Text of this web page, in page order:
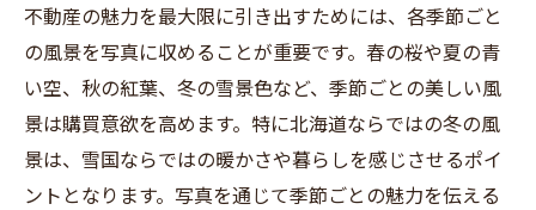
不動産の魅力を最大限に引き出すためには、各季節ごと
の風景を写真に収めることが重要です。春の桜や夏の青
い空、秋の紅葉、冬の雪景色など、季節ごとの美しい風
景は購買意欲を高めます。特に北海道ならではの冬の風
景は、雪国ならではの暖かさや暮らしを感じさせるポイ
ントとなります。写真を通じて季節ごとの魅力を伝える